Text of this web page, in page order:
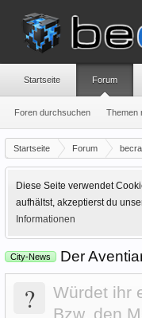
Startseite Forum
Diese Seite verwendet
aufhältst, akzeptierst du
Informationen
City-News Der
?
Würdet ihr
Bzw. den
Startseite Forum
Foren durchsuchen Themen